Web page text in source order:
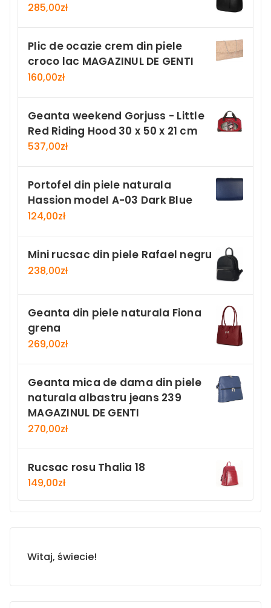
285,00zł
Plic de ocazie crem din piele
croco lac MAGAZINUL DE GENTI
160,00zł
Geanta weekend Gorjuss - Little
Red Riding Hood 30 x 50 x 21 cm
537,00zł
Portofel din piele naturala
Hassion model A-03 Dark Blue
124,00zł
Mini rucsac din piele Rafael negru
238,00zł
Geanta din piele naturala Fiona
grena
269,00zł
Geanta mica de dama din piele
naturala albastru jeans 239
MAGAZINUL DE GENTI
270,00zł
Rucsac rosu Thalia 18
149,00zł
Witaj, świecie!